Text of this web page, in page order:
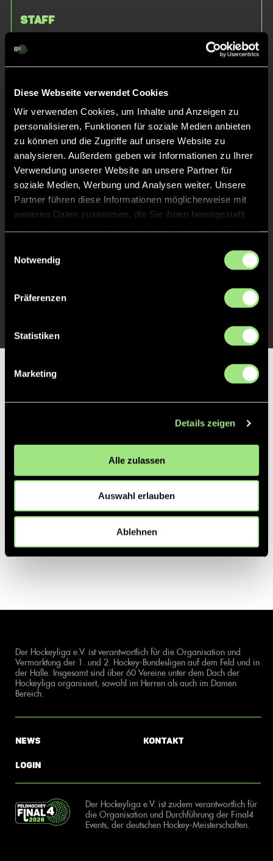
Diese Webseite verwendet Cookies
Wir verwenden Cookies, um Inhalte und Anzeigen zu
personalisieren, Funktionen für soziale Medien anbieten
zu können und die Zugriffe auf unsere Website zu
analysieren. Außerdem geben wir Informationen zu Ihrer
Verwendung unserer Website an unsere Partner für
soziale Medien, Werbung und Analysen weiter. Unsere
Partner führen diese Informationen möglicherweise mit
weiteren Daten zusammen, die Sie ihnen bereitgestellt
Notwendig
Präferenzen
Statistiken
Marketing
Details zeigen
Alle zulassen
Auswahl erlauben
Ablehnen
Staff
Rainer
Michahelles
Konstantin
Wesche
Partner
Der Hockeyliga e.V. ist verantwortlich für die Organisation und
Vermarktung der 1. und 2. Hockey-Bundesligen auf dem Feld und in
der Halle. Insgesamt sind über 60 Vereine unter dem Dach der
Hockeyliga organisiert, sowohl im Herren als auch im Damen
Bereich.
News
Login
Kontakt
Der Hockeyliga e.V. ist zudem verantwortlich für
die Organisation und Durchführung der Final4
Events, der deutschen Hockey-Meisterschaften.